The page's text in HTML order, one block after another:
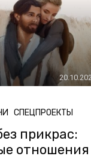
СПЕЦПРОЕКТЫ
прикрас:
отношения